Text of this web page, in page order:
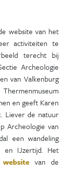
website van het
activiteiten te
terecht bij
Archeologie
van Valkenburg
en geeft Karen
Liever de natuur
Archeologie van
een wandeling
en IJzertijd. Het
van de